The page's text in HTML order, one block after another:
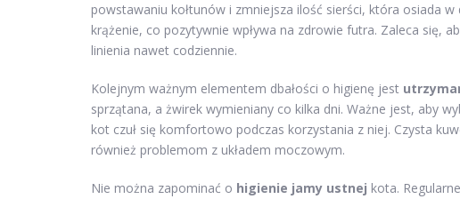
powstawaniu kołtunów i zmniejsza ilość sierści, która osiada
krążenie, co pozytywnie wpływa na zdrowie futra. Zaleca się,
linienia nawet codziennie.
Kolejnym ważnym elementem dbałości o higienę jest
sprzątana, a żwirek wymieniany co kilka dni. Ważne jest, aby
kot czuł się komfortowo podczas korzystania z niej. Czysta
również problemom z układem moczowym.
Nie można zapominać o higienie jamy ustnej kota.